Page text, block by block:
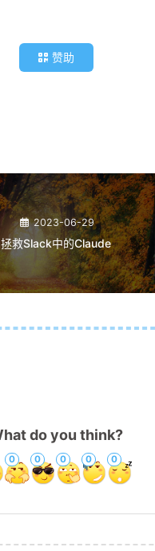
赞助
2023-06-29
拯救Slack中的Claude
do you think?
0 0 0 0 0